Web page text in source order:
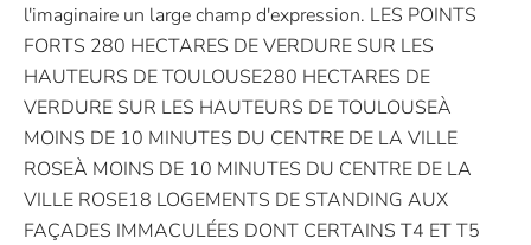
l'imaginaire un large champ d'expression. LES POINTS
FORTS 280 HECTARES DE VERDURE SUR LES
HAUTEURS DE TOULOUSE280 HECTARES DE
VERDURE SUR LES HAUTEURS DE TOULOUSEÀ
MOINS DE 10 MINUTES DU CENTRE DE LA VILLE
ROSEÀ MOINS DE 10 MINUTES DU CENTRE DE LA
VILLE ROSE18 LOGEMENTS DE STANDING AUX
FAÇADES IMMACULÉES DONT CERTAINS T4 ET T5